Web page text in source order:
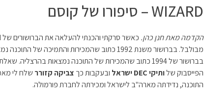
WIZARD – סיפורו של קוסם
הקדמה מאת חנן כהן.
מבולבל. בברושור משנת 1992 כתוב שהמכירות והתמיכה של
בברושור של 1994 כתוב שהמכירות של התוכנה נמצאות בהרצליה.
הפייסבוק שלותיקי DEC ישראל ובעקבות כך צביקה קזורר שלח לי
התוכנה, נדידתה מארה"ב לישראל ומכירתה לחברת פורמולה.